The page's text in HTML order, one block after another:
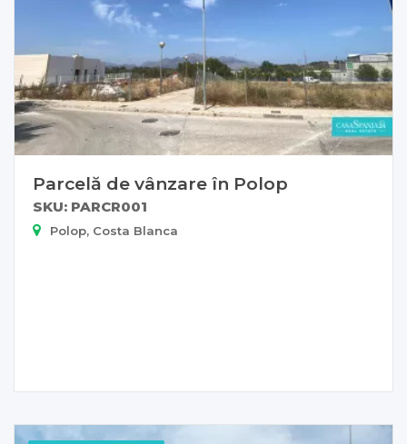
Parcelă de vânzare în Polop
SKU: PARCR001
Polop, Costa Blanca